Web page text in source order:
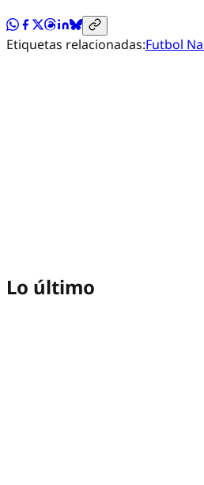
Etiquetas relacionadas:Futbol
Lo último